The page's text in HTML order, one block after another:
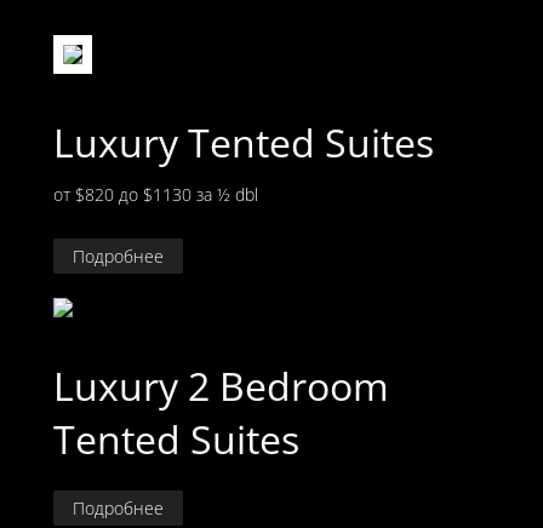
Luxury Tented Suites
от $820 до $1130 за ½ dbl
Подробнее
Luxury 2 Bedroom
Tented Suites
Подробнее